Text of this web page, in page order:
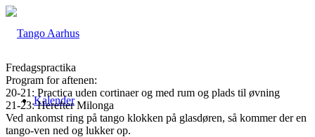
Kalender
Fredagspractika
Program for aftenen:
20-21: Practica uden cortinaer og med rum og plads til øvning
21-23: Herefter Milonga
Ved ankomst ring på tango klokken på glasdøren, så kommer der en
tango-ven ned og lukker op.